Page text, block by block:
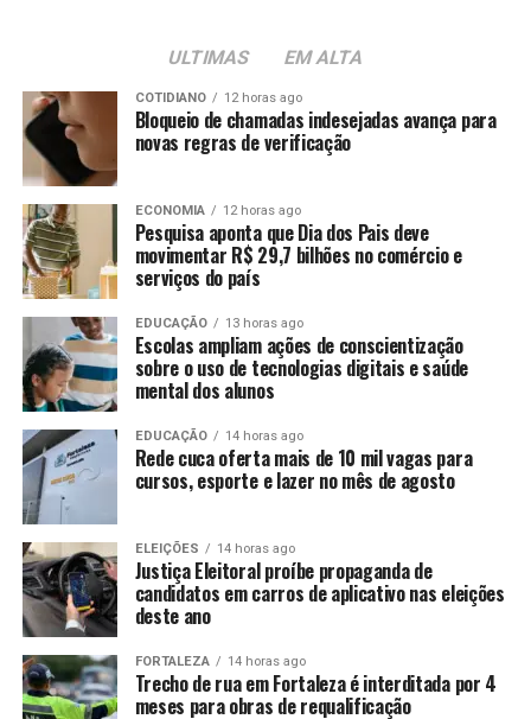
ULTIMAS EM ALTA
COTIDIANO 12 horas ago
Bloqueio de chamadas indesejadas avança para
novas regras de verificação
ECONOMIA 12 horas ago
Pesquisa aponta que Dia dos Pais deve
movimentar R$ 29,7 bilhões no comércio e
serviços do país
EDUCAÇÃO 13 horas ago
Escolas ampliam ações de conscientização
sobre o uso de tecnologias digitais e saúde
mental dos alunos
EDUCAÇÃO 14 horas ago
Rede cuca oferta mais de 10 mil vagas para
cursos, esporte e lazer no mês de agosto
ELEIÇÕES 14 horas ago
Justiça Eleitoral proíbe propaganda de
candidatos em carros de aplicativo nas eleições
deste ano
FORTALEZA 14 horas ago
Trecho de rua em Fortaleza é interditada por 4
meses para obras de requalificação